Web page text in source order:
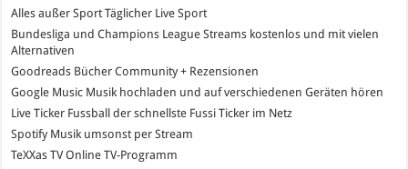
Alles außer Sport Täglicher Live Sport
Bundesliga und Champions League Streams kostenlos und mit vielen
Alternativen
Goodreads Bücher Community + Rezensionen
Google Music Musik hochladen und auf verschiedenen Geräten hören
Live Ticker Fussball der schnellste Fussi Ticker im Netz
SpotifyMusik umsonst per Stream
TeXXas TVOnline TV-Programm